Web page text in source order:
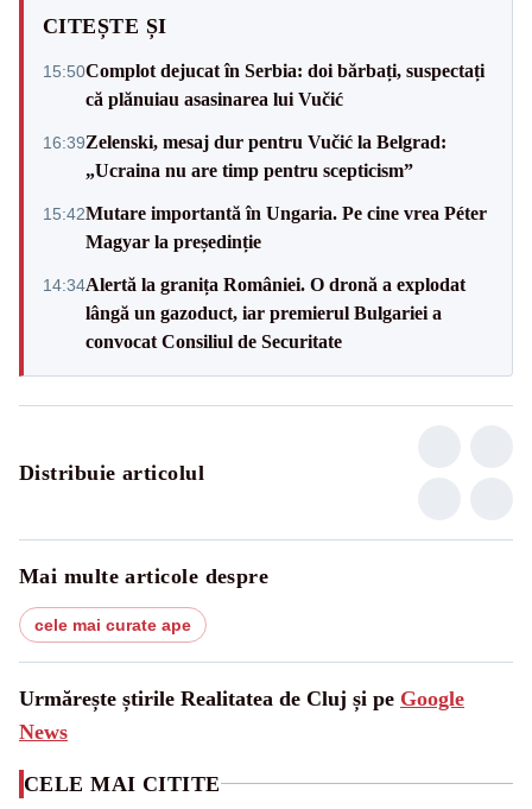
CITEȘTE ȘI
15:50Complot dejucat în Serbia: doi bărbați, suspectați
că plănuiau asasinarea lui Vučić
16:39Zelenski, mesaj dur pentru Vučić la Belgrad:
„Ucraina nu are timp pentru scepticism”
15:42Mutare importantă în Ungaria. Pe cine vrea Péter
Magyar la președinție
14:34Alertă la granița României. O dronă a explodat
lângă un gazoduct, iar premierul Bulgariei a
convocat Consiliul de Securitate
Distribuie articolul
Mai multe articole despre
cele mai curate ape
Urmărește știrile Realitatea de Cluj și pe Google
News
CELE MAI CITITE